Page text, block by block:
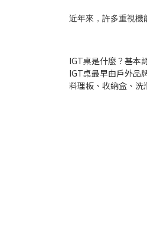
近年來，許多重視機
IGT桌是什麼？基本
IGT桌最早由戶外品
料理板、收納盒、洗